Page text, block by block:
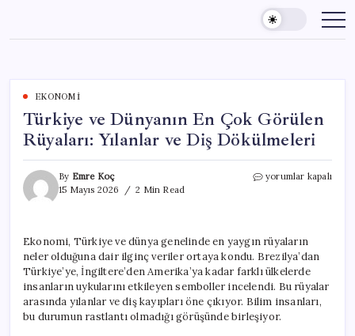
content
EKONOMI
Türkiye ve Dünyanın En Çok Görülen
Rüyaları: Yılanlar ve Diş Dökülmeleri
By Emre Koç
15 Mayıs 2026
2 Min Read
Türkiye
Görülen
Rüyaları:
Yılanlar
ve
Diş
için
yorumlar kapalı
Ekonomi, Türkiye ve dünya genelinde en yaygın rüyaların
neler olduğuna dair ilginç veriler ortaya kondu. Brezilya’dan
Türkiye’ye, İngiltere’den Amerika’ya kadar farklı ülkelerde
insanların uykularını etkileyen semboller incelendi. Bu rüyalar
arasında yılanlar ve diş kayıpları öne çıkıyor. Bilim insanları,
bu durumun rastlantı olmadığı görüşünde birleşiyor.